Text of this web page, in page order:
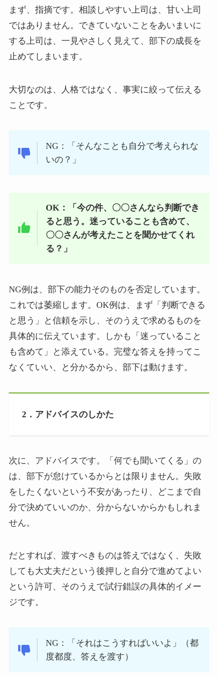
まず、指摘です。相談しやすい上司は、甘い上司
ではありません。できていないことをあいまいに
する上司は、一見やさしく見えて、部下の成長を
止めてしまいます。
大切なのは、人格ではなく、事実に絞って伝える
ことです。
NG：「そんなことも自分で考えられな
いの？」
OK：「今の件、〇〇さんなら判断でき
ると思う。迷っていることも含めて、
〇〇さんが考えたことを聞かせてくれ
る？」
NG例は、部下の能力そのものを否定しています。
これでは萎縮します。OK例は、まず「判断できる
と思う」と信頼を示し、そのうえで求めるものを
具体的に伝えています。しかも「迷っていること
も含めて」と添えている。完璧な答えを持ってこ
なくていい、と分かるから、部下は動けます。
2．アドバイスのしかた
次に、アドバイスです。「何でも聞いてくる」の
は、部下が怠けているからとは限りません。失敗
をしたくないという不安があったり、どこまで自
分で決めていいのか、分からないからかもしれま
せん。
だとすれば、渡すべきものは答えではなく、失敗
しても大丈夫だという後押しと自分で進めてよい
という許可、そのうえで試行錯誤の具体的イメー
ジです。
NG：「それはこうすればいいよ」（都
度都度、答えを渡す）